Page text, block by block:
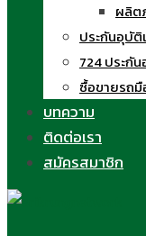
ผลิต
ประกันอุบั
724 ประกั
ซื้อขายรถมื
บทความ
ติดต่อเรา
สมัครสมาชิก